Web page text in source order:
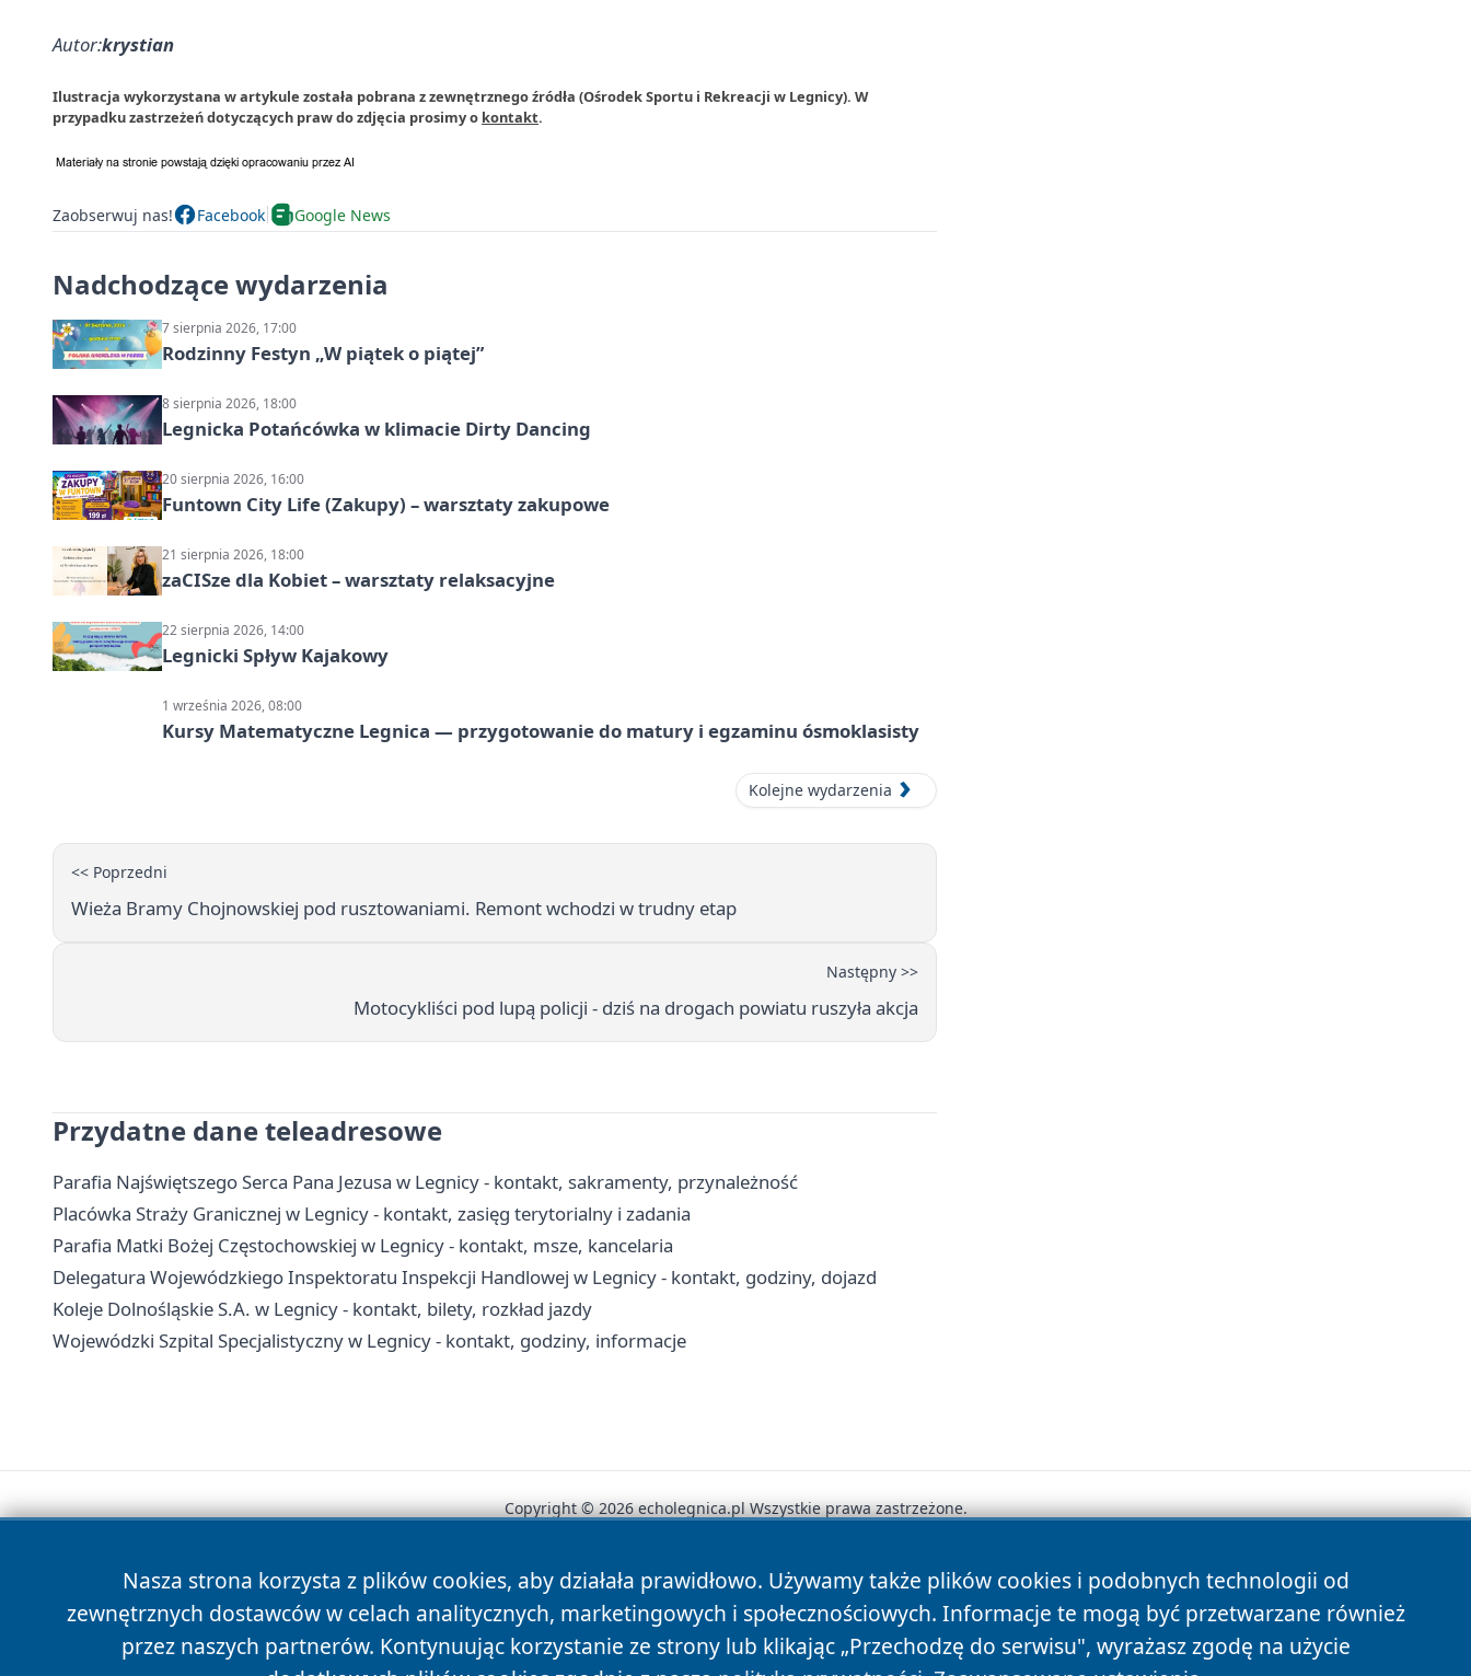
Autor:krystian
Ilustracja wykorzystana w artykule została pobrana z zewnętrznego źródła (Ośrodek Sportu i Rekreacji w Legnicy). W
przypadku zastrzeżeń dotyczących praw do zdjęcia prosimy o kontakt.
Zaobserwuj nas! Facebook Google News
Nadchodzące wydarzenia
7 sierpnia 2026, 17:00
Rodzinny Festyn „W piątek o piątej”
8 sierpnia 2026, 18:00
Legnicka Potańcówka w klimacie Dirty Dancing
20 sierpnia 2026, 16:00
Funtown City Life (Zakupy) – warsztaty zakupowe
21 sierpnia 2026, 18:00
zaCISze dla Kobiet – warsztaty relaksacyjne
22 sierpnia 2026, 14:00
Legnicki Spływ Kajakowy
1 września 2026, 08:00
Kursy Matematyczne Legnica — przygotowanie do matury i egzaminu ósmoklasisty
Kolejne wydarzenia
<< Poprzedni
Wieża Bramy Chojnowskiej pod rusztowaniami. Remont wchodzi w trudny etap
Następny >>
Motocykliści pod lupą policji - dziś na drogach powiatu ruszyła akcja
Przydatne dane teleadresowe
Parafia Najświętszego Serca Pana Jezusa w Legnicy - kontakt, sakramenty, przynależność
Placówka Straży Granicznej w Legnicy - kontakt, zasięg terytorialny i zadania
Parafia Matki Bożej Częstochowskiej w Legnicy - kontakt, msze, kancelaria
Delegatura Wojewódzkiego Inspektoratu Inspekcji Handlowej w Legnicy - kontakt, godziny, dojazd
Koleje Dolnośląskie S.A. w Legnicy - kontakt, bilety, rozkład jazdy
Wojewódzki Szpital Specjalistyczny w Legnicy - kontakt, godziny, informacje
Nasza strona korzysta z plików cookies, aby działała prawidłowo. Używamy także plików cookies i podobnych technologii od
zewnętrznych dostawców w celach analitycznych, marketingowych i społecznościowych. Informacje te mogą być przetwarzane również
przez naszych partnerów. Kontynuując korzystanie ze strony lub klikając „Przechodzę do serwisu", wyrażasz zgodę na użycie
Copyright © 2026 echolegnica.pl Wszystkie prawa zastrzeżone.
News Autorzy Polityka Prywatności Polityka Cookies